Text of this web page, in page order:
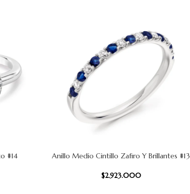
#14 AÑADIR AL CARRITO
Anillo Medio Cintillo Zafiro Y Brillantes #13
$2.923.000